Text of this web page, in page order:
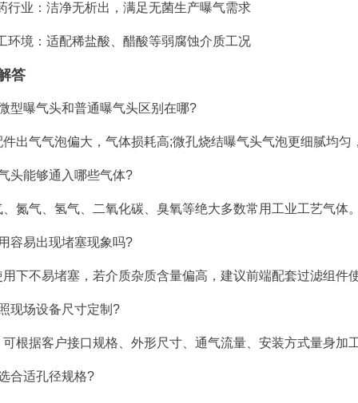
行业：洁净无析出，满足无菌生产曝气需求
环境：适配稀盐酸、醋酸等弱腐蚀介质工况
答
型曝气头和普通曝气头区别在哪?
出气气泡偏大，气体损耗高;微孔烧结曝气头气泡更细腻均
头能够通入哪些气体?
氮气、氢气、二氧化碳、臭氧等绝大多数常用工业工艺气体
容易出现堵塞现象吗?
下不易堵塞，若介质杂质含量偏高，建议前端配套过滤组件
现场设备尺寸定制?
根据客户接口规格、外形尺寸、通气流量、安装方式量身加
合适孔径规格?